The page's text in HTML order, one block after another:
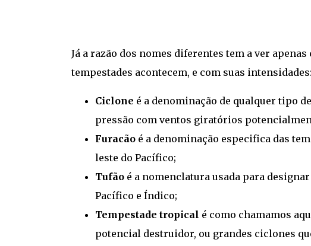
Já a razão dos nomes diferentes tem a ver
tempestades acontecem, e com suas intensidades:
Ciclone é a denominação de qualquer tipo
pressão com ventos giratórios
Furacãoé a denominação especifica das
leste do Pacífico;
Tufãoé a nomenclatura usada para
Pacífico e Índico;
Tempestade tropical é como chamamos
potencial destruidor, ou grandes ciclones